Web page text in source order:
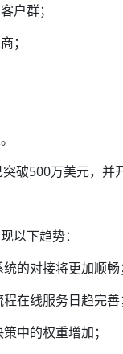
户群；
；
破500万美元，并
以下趋势：
的对接将更加顺畅
在线服务日趋完善
中的权重增加；